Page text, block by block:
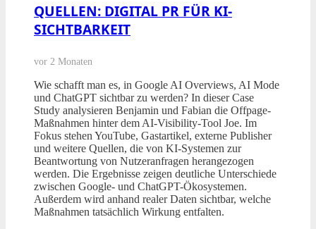
QUELLEN: DIGITAL PR FÜR KI-
SICHTBARKEIT
vor 2 Monaten
Wie schafft man es, in Google AI Overviews, AI Mode
und ChatGPT sichtbar zu werden? In dieser Case
Study analysieren Benjamin und Fabian die Offpage-
Maßnahmen hinter dem AI-Visibility-Tool Joe. Im
Fokus stehen YouTube, Gastartikel, externe Publisher
und weitere Quellen, die von KI-Systemen zur
Beantwortung von Nutzeranfragen herangezogen
werden. Die Ergebnisse zeigen deutliche Unterschiede
zwischen Google- und ChatGPT-Ökosystemen.
Außerdem wird anhand realer Daten sichtbar, welche
Maßnahmen tatsächlich Wirkung entfalten.